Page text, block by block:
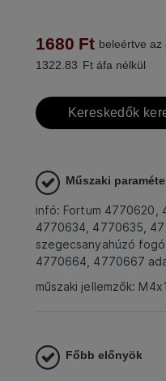
1680 Ft beleértve az
1322.83 Ft áfa nélkül
Kereskedők
Műszaki
infó: Fortum 4770620,
4770634, 4770635,
szegecsanyahúzó
4770664, 4770667
műszaki jellemzők:
Főbb előnyök